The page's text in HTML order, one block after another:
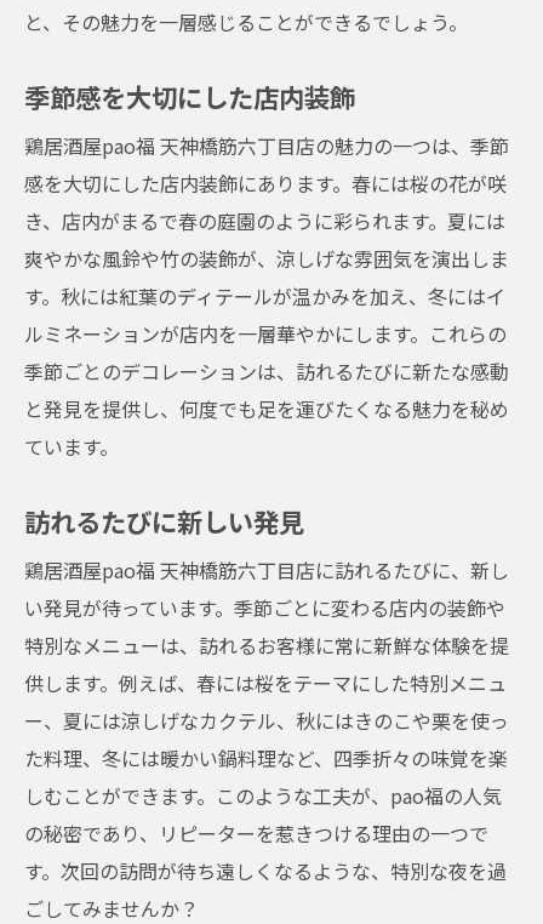
と、その魅力を一層感じることができるでしょう。
季節感を大切にした店内装飾
鶏居酒屋pao福 天神橋筋六丁目店の魅力の一つは、季節
感を大切にした店内装飾にあります。春には桜の花が咲
き、店内がまるで春の庭園のように彩られます。夏には
爽やかな風鈴や竹の装飾が、涼しげな雰囲気を演出しま
す。秋には紅葉のディテールが温かみを加え、冬にはイ
ルミネーションが店内を一層華やかにします。これらの
季節ごとのデコレーションは、訪れるたびに新たな感動
と発見を提供し、何度でも足を運びたくなる魅力を秘め
ています。
訪れるたびに新しい発見
鶏居酒屋pao福 天神橋筋六丁目店に訪れるたびに、新し
い発見が待っています。季節ごとに変わる店内の装飾や
特別なメニューは、訪れるお客様に常に新鮮な体験を提
供します。例えば、春には桜をテーマにした特別メニュ
ー、夏には涼しげなカクテル、秋にはきのこや栗を使っ
た料理、冬には暖かい鍋料理など、四季折々の味覚を楽
しむことができます。このような工夫が、pao福の人気
の秘密であり、リピーターを惹きつける理由の一つで
す。次回の訪問が待ち遠しくなるような、特別な夜を過
ごしてみませんか？